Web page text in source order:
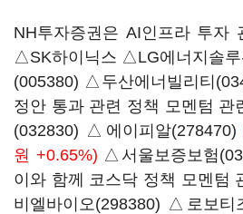
NH투자증권은 AI인프라 투
△SK하이닉스 △LG에너지솔
(005380) △ 두산에너빌리티
정안 통과 관련 정책 모멘텀
(032830) △ 에이피알(278470)
원 +0.65%) △ 서울보증보험
이와 함께 코스닥 정책 모멘텀
비엘바이오(298380) △ 로보티